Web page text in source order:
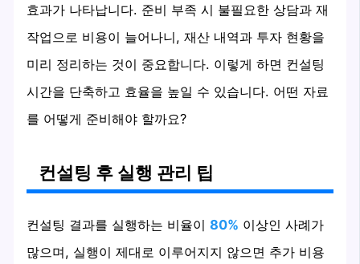
효과가 나타납니다. 준비 부족 시 불필요한 상담과 재
작업으로 비용이 늘어나니, 재산 내역과 투자 현황을
미리 정리하는 것이 중요합니다. 이렇게 하면 컨설팅
시간을 단축하고 효율을 높일 수 있습니다. 어떤 자료
를 어떻게 준비해야 할까요?
컨설팅 후 실행 관리 팁
컨설팅 결과를 실행하는 비율이80% 이상인 사례가
많으며, 실행이 제대로 이루어지지 않으면 추가 비용